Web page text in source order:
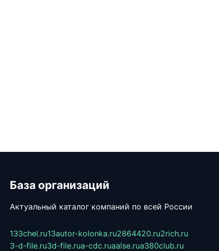
База организаций
Актуальный каталог компаний по всей России
133chel.ru13autor-kolonka.ru2864420.ru2rich.ru
3-d-file.ru3d-file.rua-cdc.ruaalse.rua380club.ru